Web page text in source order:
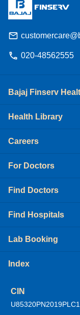
020-48562555
Bajaj Finserv
Health Library
Careers
For Doctors
Find Doctors
Find Hospitals
Lab Booking
Index
CIN